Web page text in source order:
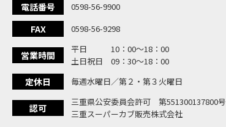
電話番号 0598-56-9900
FAX 0598-56-9298
営業時間
平日 10：00〜18：00
土日祝日 09：30〜18：00
定休日 毎週水曜日／第２・第３火曜日
認可
三重県公安委員会許可 第551300137800号
三重スーパーカブ販売株式会社